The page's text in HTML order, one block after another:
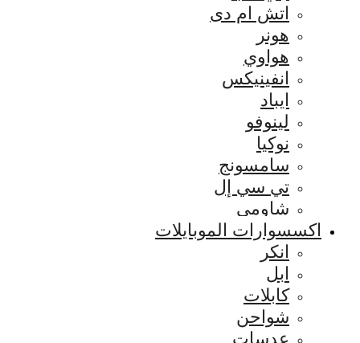
اتش ام دى
هونر
هواوي
انفينيكس
ايباد
لينوفو
نوكيا
سامسونج
تي سي إل
شاومي
اكسسوارات الموبايلات
انكر
ابل
كابلات
شواحن
عدسات